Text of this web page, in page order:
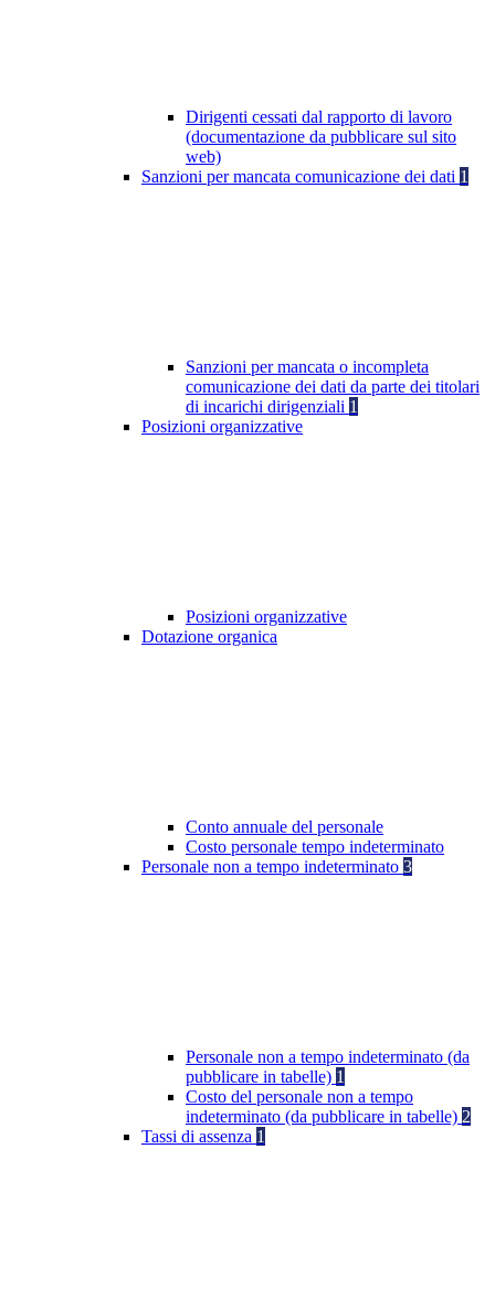
Dirigenti cessati dal rapporto di lavoro
(documentazione da pubblicare sul sito
web)
Sanzioni per mancata comunicazione dei dati 1
Sanzioni per mancata o incompleta
comunicazione dei dati da parte dei titolari
di incarichi dirigenziali 1
Posizioni organizzative
Posizioni organizzative
Dotazione organica
Conto annuale del personale
Costo personale tempo indeterminato
Personale non a tempo indeterminato 3
Personale non a tempo indeterminato (da
pubblicare in tabelle) 1
Costo del personale non a tempo
indeterminato (da pubblicare in tabelle) 2
Tassi di assenza 1